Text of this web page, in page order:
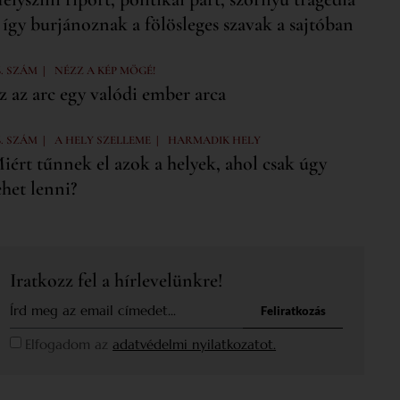
burjánoznak a fölösleges szavak a sajtóban
SZÁM | NÉZZ A KÉP MÖGÉ!
az arc egy valódi ember arca
SZÁM | A HELY SZELLEME | HARMADIK HELY
tűnnek el azok a helyek, ahol csak úgy
lenni?
Iratkozz fel a hírlevelünkre!
Elfogadom az adatvédelmi nyilatkozatot.
Feliratkozás